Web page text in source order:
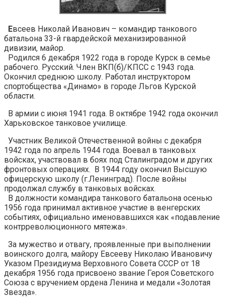
Евсеев Николай Иванович – командир танкового
батальона 33-й гвардейской механизированной
дивизии, майор.
Родился 6 декабря 1922 года в городе Курск в семье
рабочего. Русский. Член ВКП(б)/КПСС с 1943 года.
Окончил среднюю школу. Работал инструктором
спортобщества «Динамо» в городе Льгов Курской
области.
В армии с июня 1941 года. В октябре 1942 года окончил
Харьковское танковое училище.
Участник Великой Отечественной войны с декабря
1942 года по апрель 1944 года. Воевал в танковых
войсках, участвовал в боях под Сталинградом и других
фронтовых операциях. В 1944 году окончил Высшую
офицерскую школу (г.Ленинград). После войны
продолжал службу в танковых войсках.
В должности командира танкового батальона осенью
1956 года принимал активное участие в венгерских
событиях, официально именовавшихся как «подавление
контрреволюционного мятежа».
За мужество и отвагу, проявленные при выполнении
воинского долга, майору Евсееву Николаю Ивановичу
Указом Президиума Верховного Совета СССР от 18
декабря 1956 года присвоено звание Героя Советского
Союза с вручением ордена Ленина и медали «Золотая
Звезда».